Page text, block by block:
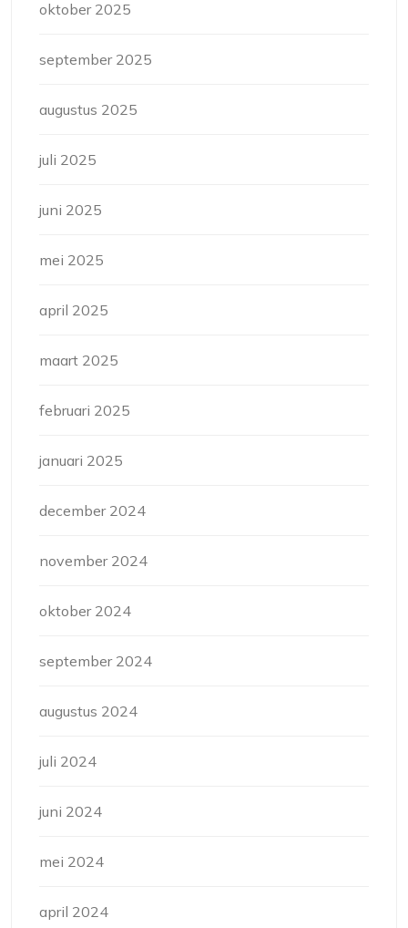
oktober 2025
september 2025
augustus 2025
juli 2025
juni 2025
mei 2025
april 2025
maart 2025
februari 2025
januari 2025
december 2024
november 2024
oktober 2024
september 2024
augustus 2024
juli 2024
juni 2024
mei 2024
april 2024